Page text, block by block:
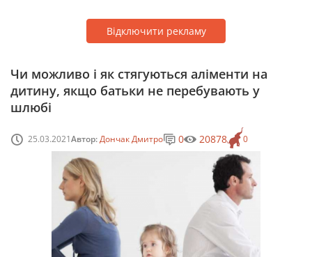
Відключити рекламу
Чи можливо і як стягуються аліменти на
дитину, якщо батьки не перебувають у
шлюбі
25.03.2021Автор:Дончак Дмитро 0
0 20878